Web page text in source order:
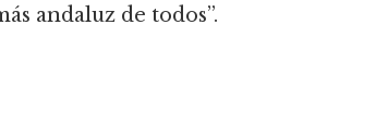
andaluz de todos”.